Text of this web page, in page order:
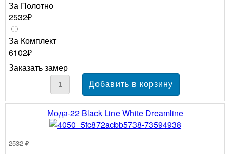
За Полотно
2532₽
За Комплект
6102₽
Заказать замер
Мода-22 Black Line White Dreamline
2532 ₽